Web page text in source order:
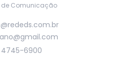
de Comunicação
4745-6900